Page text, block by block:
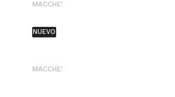
MACCHE'
NUEVO
MACCHE'